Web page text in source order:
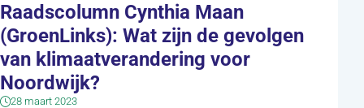
Raadscolumn Cynthia Maan
(GroenLinks): Wat zijn de gevolgen
van klimaatverandering voor
Noordwijk?
28 maart 2023